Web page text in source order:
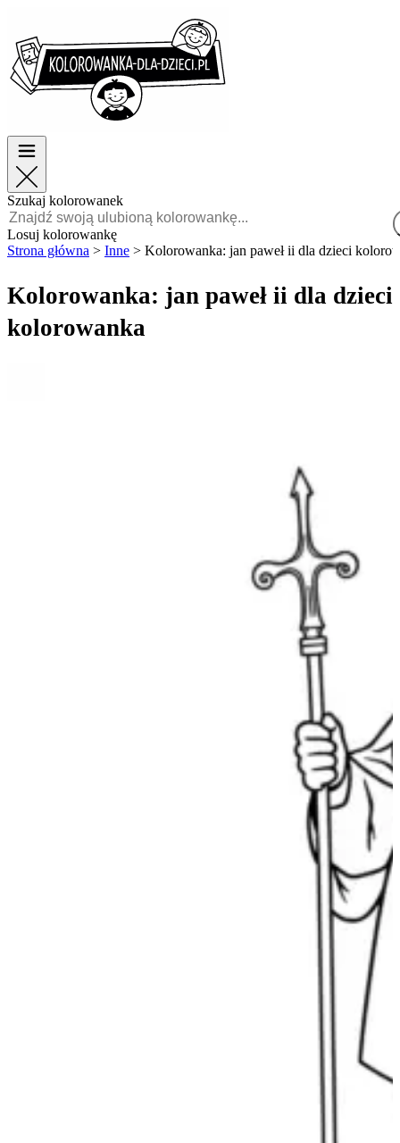
TOP kategorie
Dla chłopców
Dla dziewczynek
Polski
POLSKI
FRANÇAIS
MALAGASY
TOP kategorie
Dla chłopców
Dla dziewczynek
Szukaj kolorowanek
Losuj kolorowankę
Strona główna > Inne > Kolorowanka: jan paweł ii dla dzieci
Kolorowanka: jan paweł ii dla dzieci
kolorowanka